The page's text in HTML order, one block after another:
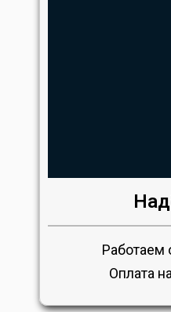
Работаем
Оплата